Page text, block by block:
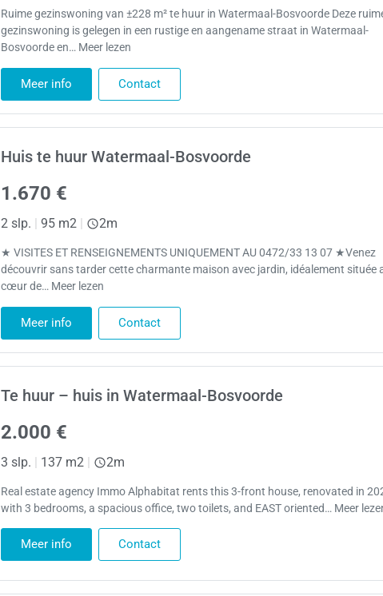
Ruime gezinswoning van ±228 m² te huur in Watermaal-Bosvoorde Deze
gezinswoning is gelegen in een rustige en aangename straat in Watermaal-
Bosvoorde en… Meer lezen
Meer info Contact
Huis te huur Watermaal-Bosvoorde
1.670 €
2 slp. | 95 m2 | 2m
★ VISITES ET RENSEIGNEMENTS UNIQUEMENT AU 0472/33 13 07 ★Venez
découvrir sans tarder cette charmante maison avec jardin, idéalement située
cœur de… Meer lezen
Meer info Contact
Te huur – huis in Watermaal-Bosvoorde
2.000 €
3 slp. | 137 m2 | 2m
Real estate agency Immo Alphabitat rents this 3-front house, renovated in
with 3 bedrooms, a spacious office, two toilets, and EAST oriented… Meer
Meer info Contact